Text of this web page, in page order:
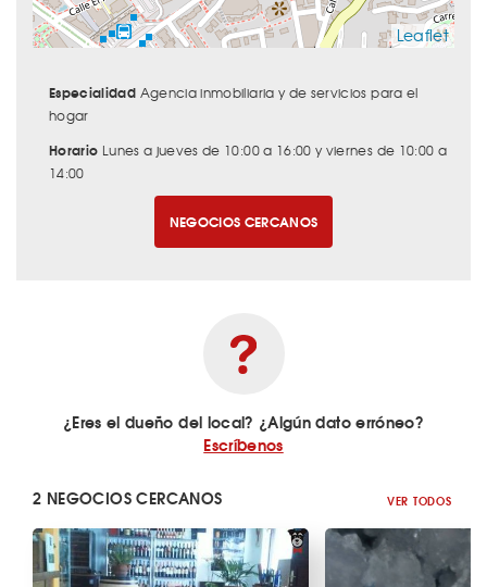
Leaflet
Especialidad Agencia inmobiliaria y de servicios para el
hogar
Horario Lunes a jueves de 10:00 a 16:00 y viernes de 10:00 a
14:00
NEGOCIOS CERCANOS
¿Eres el dueño del local? ¿Algún dato erróneo?
Escríbenos
2 NEGOCIOS CERCANOS VER TODOS